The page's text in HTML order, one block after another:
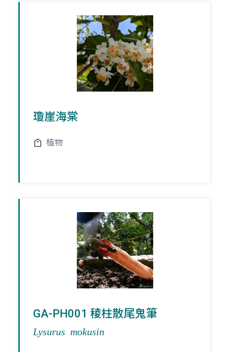
瓊崖海棠
植物
GA-PH001 稜柱散尾鬼筆
Lysurus mokusin